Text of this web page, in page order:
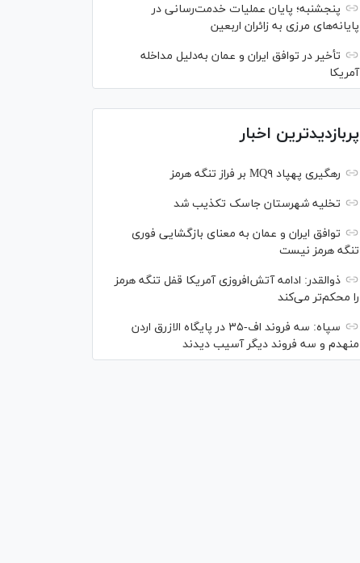
پنجشنبه؛ پایان ﻋﻤﻠﯿﺎﺕ ﺧﺪﻣﺖ‌ﺭﺳﺎﻧﯽ در
پایانه‌های مرزی ﺑﻪ ﺯﺍﺋﺮان ﺍﺭﺑﻌﯿﻦ
تأخیر در توافق ایران و عمان به‌دلیل مداخله
آمریکا
پربازدیدترین اخبار
رهگیری پهپاد MQ۹ بر فراز تنگه هرمز
تخلیه شهرستان جاسک تکذیب شد
توافق ایران و عمان به معنای بازگشایی فوری
تنگه هرمز نیست
ذوالقدر: ادامه آتش‌افروزی آمریکا قفل تنگه هرمز
را محکم‌تر می‌کند
سپاه: سه فروند اف-۳۵ در پایگاه الازرق اردن
منهدم و سه فروند دیگر آسیب دیدند